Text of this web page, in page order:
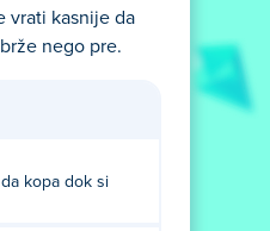
vrati kasnije da
nego pre.
kopa dok si